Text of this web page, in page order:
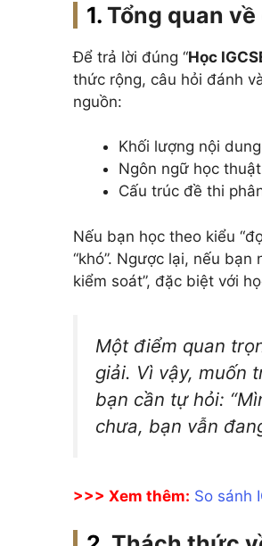
Tổng quan
Để trả lời đúng “Học
thức rộng, câu hỏi đánh
nguồn:
Khối lượng nội
Ngôn ngữ học
Cấu trúc đề thi
Nếu bạn học theo kiểu
“khó”. Ngược lại, nếu
kiểm soát”, đặc biệt với
Một điểm quan
giải. Vì vậy, muốn
bạn cần tự hỏi:
chưa, bạn vẫn
>>> Xem thêm: So sánh